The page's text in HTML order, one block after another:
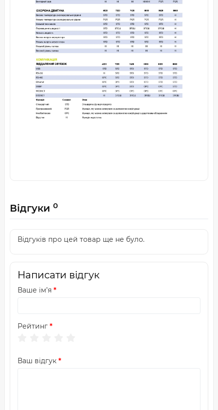
Відгуки 0
Відгуків про цей товар ще не було.
Написати відгук
Ваше ім’я
Рейтинг
Ваш відгук